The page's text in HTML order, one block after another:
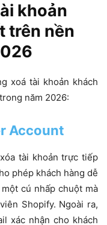
khoản
trên nền
xoá tài khoản khách
năm 2026:
Account
tài khoản trực tiếp
phép khách hàng dễ
cú nhấp chuột mà
Shopify. Ngoài ra,
xác nhận cho khách